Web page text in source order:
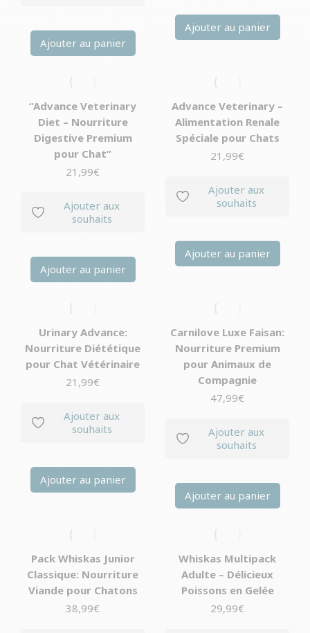
Ajouter au panier
Ajouter au panier
“Advance Veterinary
Diet – Nourriture
Digestive Premium
pour Chat”
21,99€
Ajouter aux
souhaits
Ajouter au panier
Advance Veterinary –
Alimentation Renale
Spéciale pour Chats
21,99€
Ajouter aux
souhaits
Ajouter au panier
Urinary Advance:
Nourriture Diététique
pour Chat Vétérinaire
21,99€
Ajouter aux
souhaits
Ajouter au panier
Carnilove Luxe Faisan:
Nourriture Premium
pour Animaux de
Compagnie
47,99€
Ajouter aux
souhaits
Ajouter au panier
Pack Whiskas Junior
Classique: Nourriture
Viande pour Chatons
38,99€
Whiskas Multipack
Adulte – Délicieux
Poissons en Gelée
29,99€